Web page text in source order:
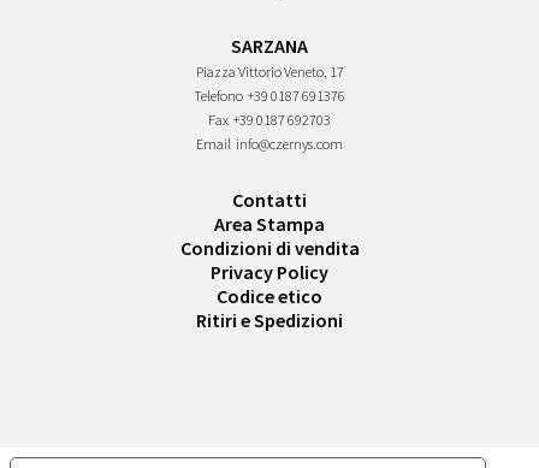
SARZANA
Piazza Vittorio Veneto, 17
Telefono +39 0187 691376
Fax +39 0187 692703
Email info@czernys.com
Contatti
Area Stampa
Condizioni di vendita
Privacy Policy
Codice etico
Ritiri e Spedizioni